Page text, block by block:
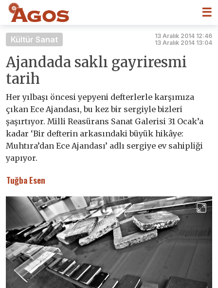
☰
Kültür Sanat
13 Aralık 2014 12:46
13 Aralık 2014 13:04
Ajandada saklı gayriresmi
tarih
Her yılbaşı öncesi yepyeni defterlerle karşımıza
çıkan Ece Ajandası, bu kez bir sergiyle bizleri
şaşırtıyor. Milli Reasürans Sanat Galerisi 31 Ocak’a
kadar ‘Bir defterin arkasındaki büyük hikâye:
Muhtıra’dan Ece Ajandası’ adlı sergiye ev sahipliği
yapıyor.
Tuğba Esen